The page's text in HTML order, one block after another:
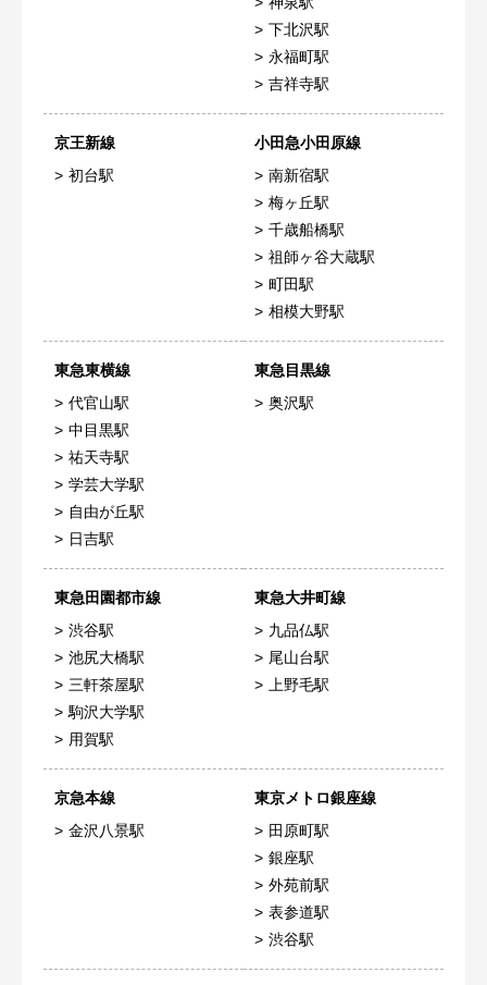
下北沢駅
永福町駅
吉祥寺駅
京王新線
初台駅
小田急小田原線
南新宿駅
梅ヶ丘駅
千歳船橋駅
祖師ヶ谷大蔵駅
町田駅
相模大野駅
東急東横線
代官山駅
中目黒駅
祐天寺駅
学芸大学駅
自由が丘駅
日吉駅
東急目黒線
奥沢駅
東急田園都市線
渋谷駅
池尻大橋駅
三軒茶屋駅
駒沢大学駅
用賀駅
東急大井町線
九品仏駅
尾山台駅
上野毛駅
京急本線
金沢八景駅
東京メトロ銀座線
田原町駅
銀座駅
外苑前駅
表参道駅
渋谷駅